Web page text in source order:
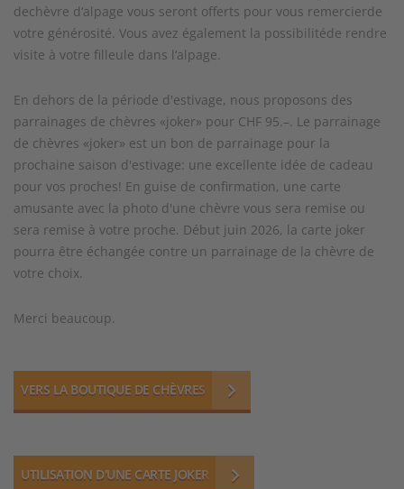
dechèvre d‘alpage vous seront offerts pour vous remercierde
votre générosité. Vous avez également la possibilitéde rendre
visite à votre filleule dans l‘alpage.
En dehors de la période d'estivage, nous proposons des
parrainages de chèvres «joker» pour CHF 95.–. Le parrainage
de chèvres «joker» est un bon de parrainage pour la
prochaine saison d'estivage: une excellente idée de cadeau
pour vos proches! En guise de confirmation, une carte
amusante avec la photo d'une chèvre vous sera remise ou
sera remise à votre proche. Début juin 2026, la carte joker
pourra être échangée contre un parrainage de la chèvre de
votre choix.
Merci beaucoup.
VERS LA BOUTIQUE DE CHÈVRES
UTILISATION D'UNE CARTE JOKER